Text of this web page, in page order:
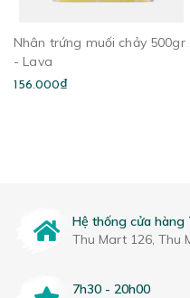
Nhân trứng muối chảy 500gr
- Lava
156.000₫
Hệ thống cửa hàng
Thu Mart 126, Thu
7h30 - 20h00